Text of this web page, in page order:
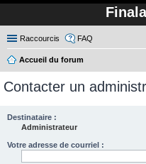
Raccourcis FAQ
Accueil du forum
Contacter un
Destinataire :
Administrateur
Votre adresse de courriel :